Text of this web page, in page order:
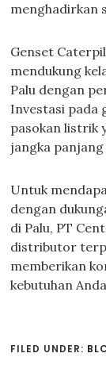
menghadirkan
Genset
mendukung
Palu dengan
Investasi pada
pasokan listrik
jangka panjang
Untuk
dengan
di Palu, PT
distributor
memberikan
kebutuhan
FILED UNDER: